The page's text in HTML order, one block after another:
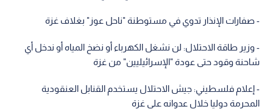
- صفارات الإنذار تدوي في مستوطنة "ناحل عوز" بغلاف غزة
- وزير طاقة الاحتلال: لن نشغل الكهرباء أو نضخ المياه أو ندخل أي
شاحنة وقود حتى عودة "الإسرائيليين" من غزة
- إعلام فلسطيني: جيش الاحتلال يستخدم القنابل العنقودية
المحرمة دوليا خلال عدوانه على غزة